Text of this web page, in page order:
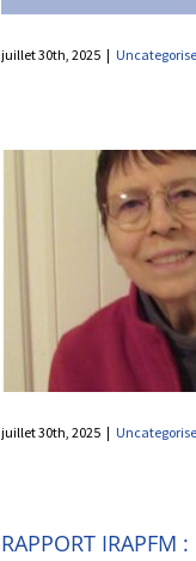
juillet 30th, 2025 |
juillet 30th, 2025 |
RAPPORT IRAPFM